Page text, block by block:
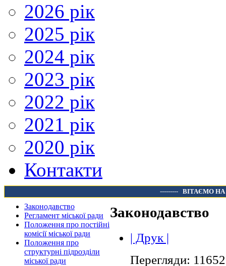
2026 рік
2025 рік
2024 рік
2023 рік
2022 рік
2021 рік
2020 рік
Контакти
--------- ВІТАЄМО
Законодавство
Регламент міської ради
Положення про постійні
комісії міської ради
Положення про
структурні підрозділи
міської ради
Законодавство
| Друк |
Перегляди: 11652